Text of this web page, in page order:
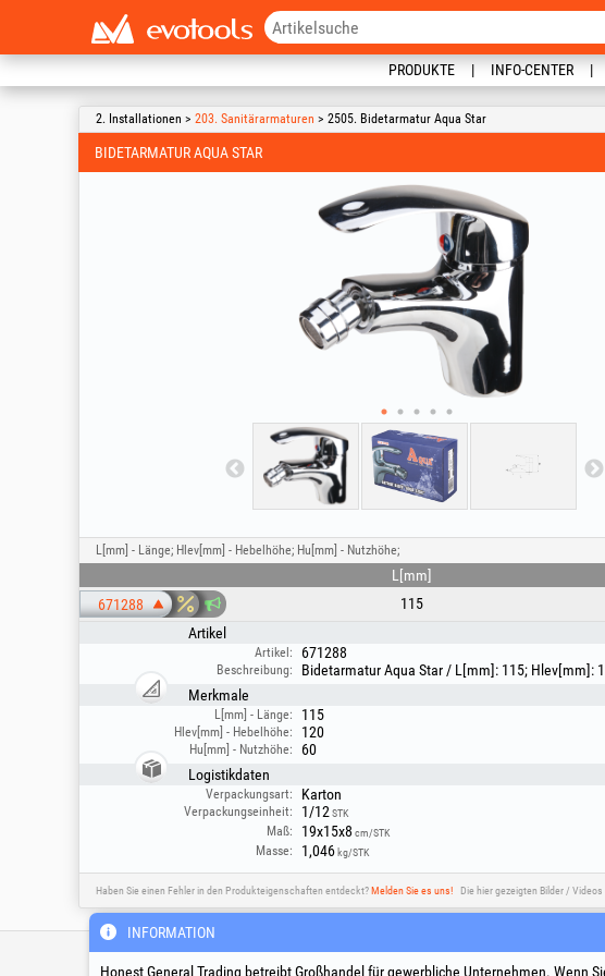
PRODUKTE INFO-CENTER
2. Installationen > 203. Sanitärarmaturen > 2505. Bidetarmatur Aqua Star
BIDETARMATUR AQUA STAR
L[mm] - Länge; Hlev[mm] - Hebelhöhe; Hu[mm] - Nutzhöhe;
L[mm]
671288
115
Artikel
Artikel: 671288
Beschreibung:
Bidetarmatur Aqua Star / L[mm]: 115; Hlev[mm]:
Merkmale
L[mm] - Länge: 115
Hlev[mm] - Hebelhöhe: 120
Hu[mm] - Nutzhöhe:
60
Logistikdaten
Verpackungsart: Karton
Verpackungseinheit: 1/12 STK
Maß: 19x15x8 cm/STK
Masse: 1,046 kg/STK
Haben Sie einen Fehler in den Produkteigenschaften entdeckt?Melden Sie es uns! Die hier gezeigten Bilder /
Technische Hotline & Service Social Media
INFORMATION
Honest General Trading betreibt Großhandel für gewerbliche Unternehmen. Wenn